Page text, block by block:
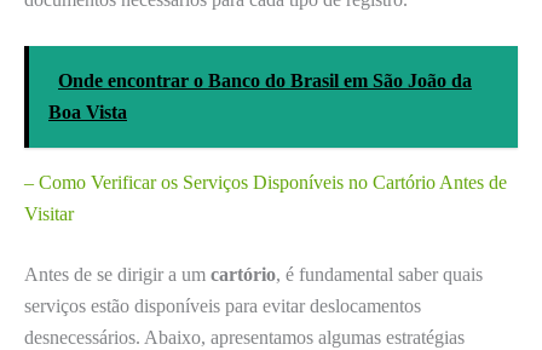
Onde encontrar o Banco do Brasil em São João da
Boa Vista
– Como Verificar os Serviços Disponíveis no Cartório Antes de
Visitar
Antes de se dirigir a um cartório, é fundamental saber quais
serviços estão disponíveis para evitar deslocamentos
desnecessários. Abaixo, apresentamos algumas estratégias